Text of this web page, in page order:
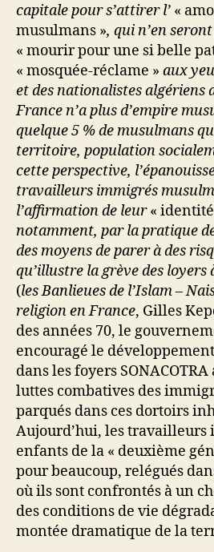
capitale pour s’attirer l’ «
musulmans », qui n’en
« mourir pour une si belle
« mosquée-réclame » aux
et des nationalistes algériens
France n’a plus d’empire
quelque 5 % de musulmans
territoire, population
cette perspective,
travailleurs immigrés
l’affirmation de leur«
notamment, par la pratique
des moyens de parer à des
qu’illustre la grève des loyers
(les Banlieues de l’Islam –
religion en France, Gilles
des années 70, le
encouragé le
dans les foyers
luttes combatives des
parqués dans ces dortoirs
Aujourd’hui, les travailleurs
enfants de la « deuxième
pour beaucoup, relégués
où ils sont confrontés à un
des conditions de vie
montée dramatique de la